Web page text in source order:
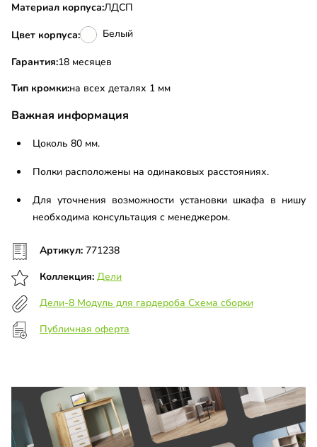
Материал корпуса:ЛДСП
Цвет корпуса: Белый
Гарантия:18 месяцев
Тип кромки:на всех деталях 1 мм
Важная информация
Цоколь 80 мм.
Полки расположены на одинаковых расстояниях.
Для уточнения возможности установки шкафа в нишу
необходима консультация с менеджером.
Артикул: 771238
Коллекция: Дели
Дели-8 Модуль для гардероба Схема сборки
Публичная оферта